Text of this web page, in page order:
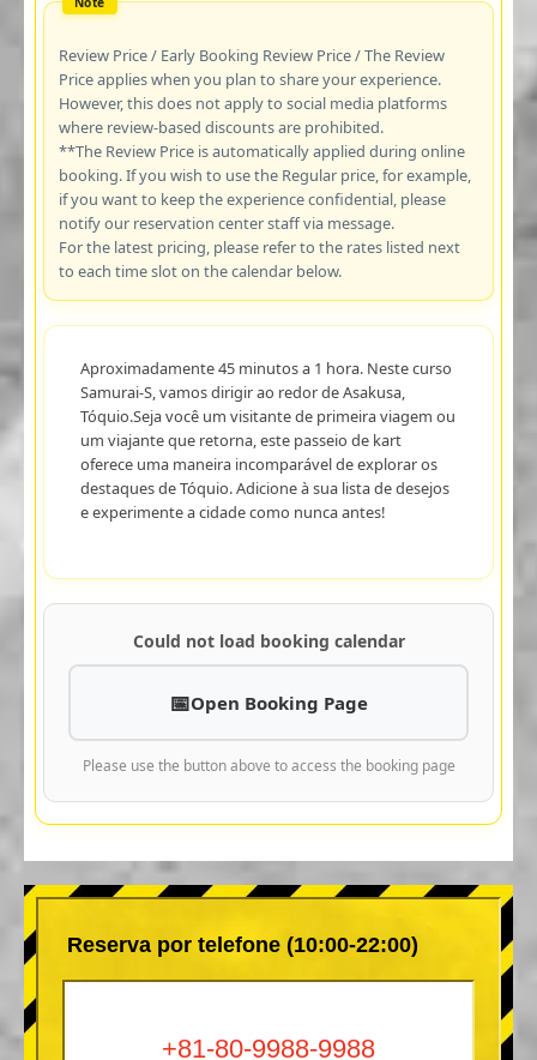
Review Price / Early Booking Review Price / The Review
Price applies when you plan to share your experience.
However, this does not apply to social media platforms
where review-based discounts are prohibited.
**The Review Price is automatically applied during online
booking. If you wish to use the Regular price, for example,
if you want to keep the experience confidential, please
notify our reservation center staff via message.
For the latest pricing, please refer to the rates listed next
to each time slot on the calendar below.
Aproximadamente 45 minutos a 1 hora. Neste curso
Samurai-S, vamos dirigir ao redor de Asakusa,
Tóquio.Seja você um visitante de primeira viagem ou
um viajante que retorna, este passeio de kart
oferece uma maneira incomparável de explorar os
destaques de Tóquio. Adicione à sua lista de desejos
e experimente a cidade como nunca antes!
Could not load booking calendar
Open Booking Page
Please use the button above to access the booking page
Reserva por telefone (10:00-22:00)
+81-80-9988-9988